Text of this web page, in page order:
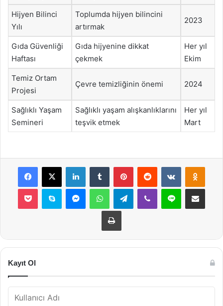
Hijyen Bilinci
Yılı
Toplumda hijyen bilincini
artırmak
2023
Gıda Güvenliği
Haftası
Gıda hijyenine dikkat
çekmek
Her yıl
Ekim
Temiz Ortam
Projesi
Çevre temizliğinin önemi 2024
Sağlıklı Yaşam
Semineri
Sağlıklı yaşam alışkanlıklarını
teşvik etmek
Her yıl
Mart
Facebook
X LinkedInTumblr PinterestReddit VKontakte
Pocket Skype MessengerWhatsAppTelegramViber Line E-Posta ile
Yazdır
Kayıt Ol